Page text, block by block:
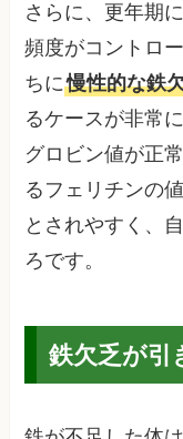
さらに、更年期
頻度がコントロ
ちに慢性的な鉄
るケースが非常
グロビン値が正
るフェリチンの
とされやすく、
ろです。
鉄欠乏が引